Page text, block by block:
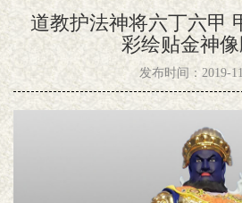
道教护法神将六丁六甲
彩绘贴金神
发布时间：2019-